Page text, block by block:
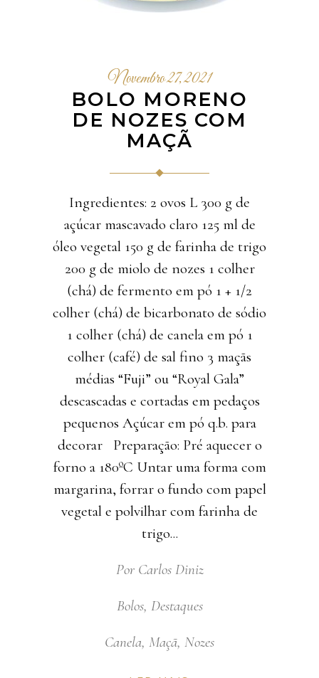
Novembro 27, 2021
BOLO MORENO
DE NOZES COM
MAÇÃ
Ingredientes: 2 ovos L 300 g de
açúcar mascavado claro 125 ml de
óleo vegetal 150 g de farinha de trigo
200 g de miolo de nozes 1 colher
(chá) de fermento em pó 1 + 1/2
colher (chá) de bicarbonato de sódio
1 colher (chá) de canela em pó 1
colher (café) de sal fino 3 maçãs
médias “Fuji” ou “Royal Gala”
descascadas e cortadas em pedaços
pequenos Açúcar em pó q.b. para
decorar Preparação: Pré aquecer o
forno a 180ºC Untar uma forma com
margarina, forrar o fundo com papel
vegetal e polvilhar com farinha de
trigo
Por Carlos Diniz
Bolos, Destaques
Canela, Maçã, Nozes